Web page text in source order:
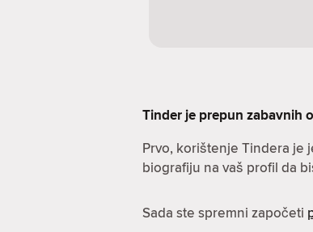
Tinder je prepun zabavnih
Prvo, korištenje Tindera je
biografiju na vaš profil da
Sada ste spremni započeti